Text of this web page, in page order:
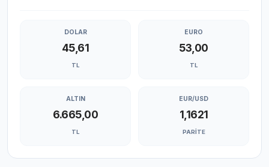
DOLAR
45,61
TL
EURO
53,00
TL
ALTIN
6.665,00
TL
EUR/USD
1,1621
PARITE